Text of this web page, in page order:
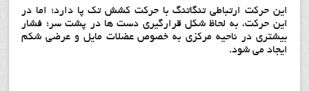
اين حركت ارتباطي تنگاتنگ با حركت كشش تك پا دارد؛ اما در
اين حركت، به لحاظ شكل قرارگيري دست ها در پشت سر؛ فشار
بيشتري در ناحيه مركزي به خصوص عضلات مايل و عرضي شكم
ايجاد مي شود.